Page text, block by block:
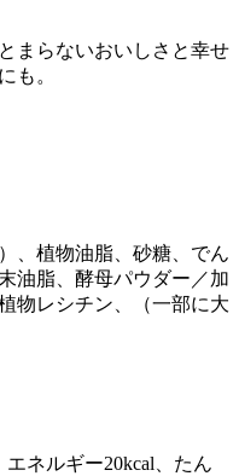
まらないおいしさと幸せ
も。
、植物油脂、砂糖、でん
油脂、酵母パウダー／加
物レシチン、（一部に大
ネルギー20kcal、たん